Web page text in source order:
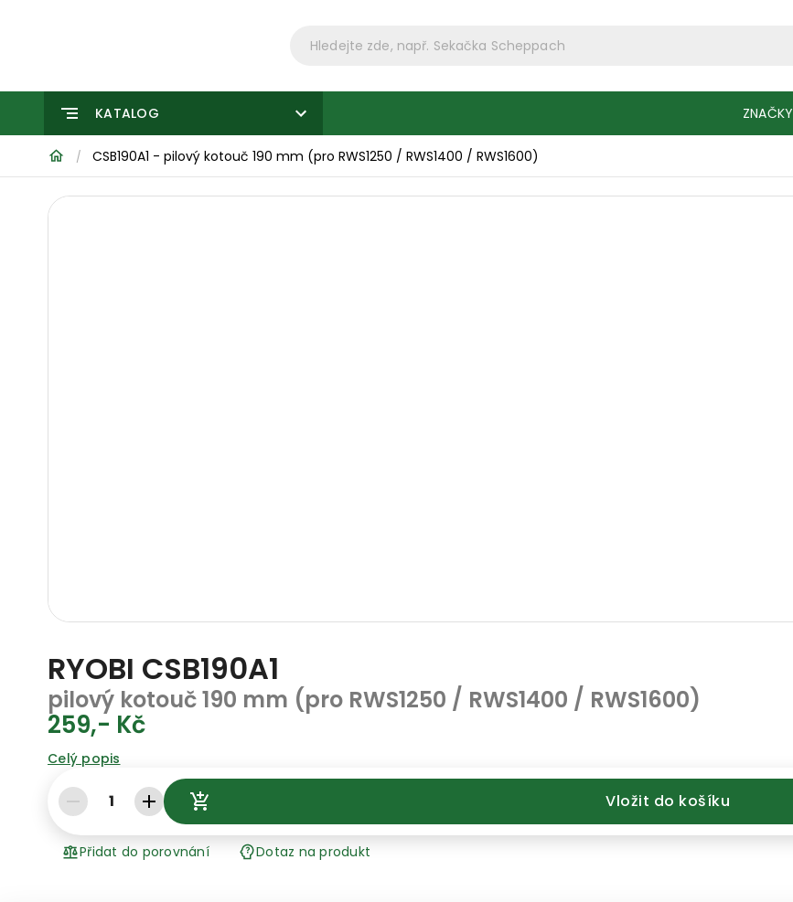
KATALOG ZNAČKY
/ CSB190A1 - pilový kotouč 190 mm (pro RWS1250 / RWS1400 / RWS1600)
RYOBI CSB190A1
pilový kotouč 190 mm (pro RWS1250 / RWS1400 / RWS1600)
259,- Kč
Celý popis
1 Vložit do košíku
Přidat do porovnání Dotaz na produkt